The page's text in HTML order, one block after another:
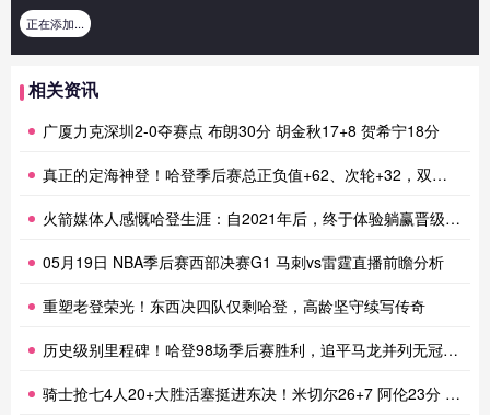
正在添加...
相关资讯
广厦力克深圳2-0夺赛点 布朗30分 胡金秋17+8 贺希宁18分
真正的定海神登！哈登季后赛总正负值+62、次轮+32，双数据领跑骑士全队
火箭媒体人感慨哈登生涯：自2021年后，终于体验躺赢晋级滋味
05月19日 NBA季后赛西部决赛G1 马刺vs雷霆直播前瞻分析
重塑老登荣光！东西决四队仅剩哈登，高龄坚守续写传奇
历史级别里程碑！哈登98场季后赛胜利，追平马龙并列无冠球员历史第一
骑士抢七4人20+大胜活塞挺进东决！米切尔26+7 阿伦23分 梅里尔23分 詹金斯17分